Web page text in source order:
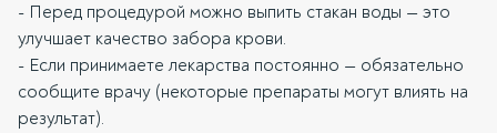
- Перед процедурой можно выпить стакан воды — это
улучшает качество забора крови.
- Если принимаете лекарства постоянно — обязательно
сообщите врачу (некоторые препараты могут влиять на
результат).